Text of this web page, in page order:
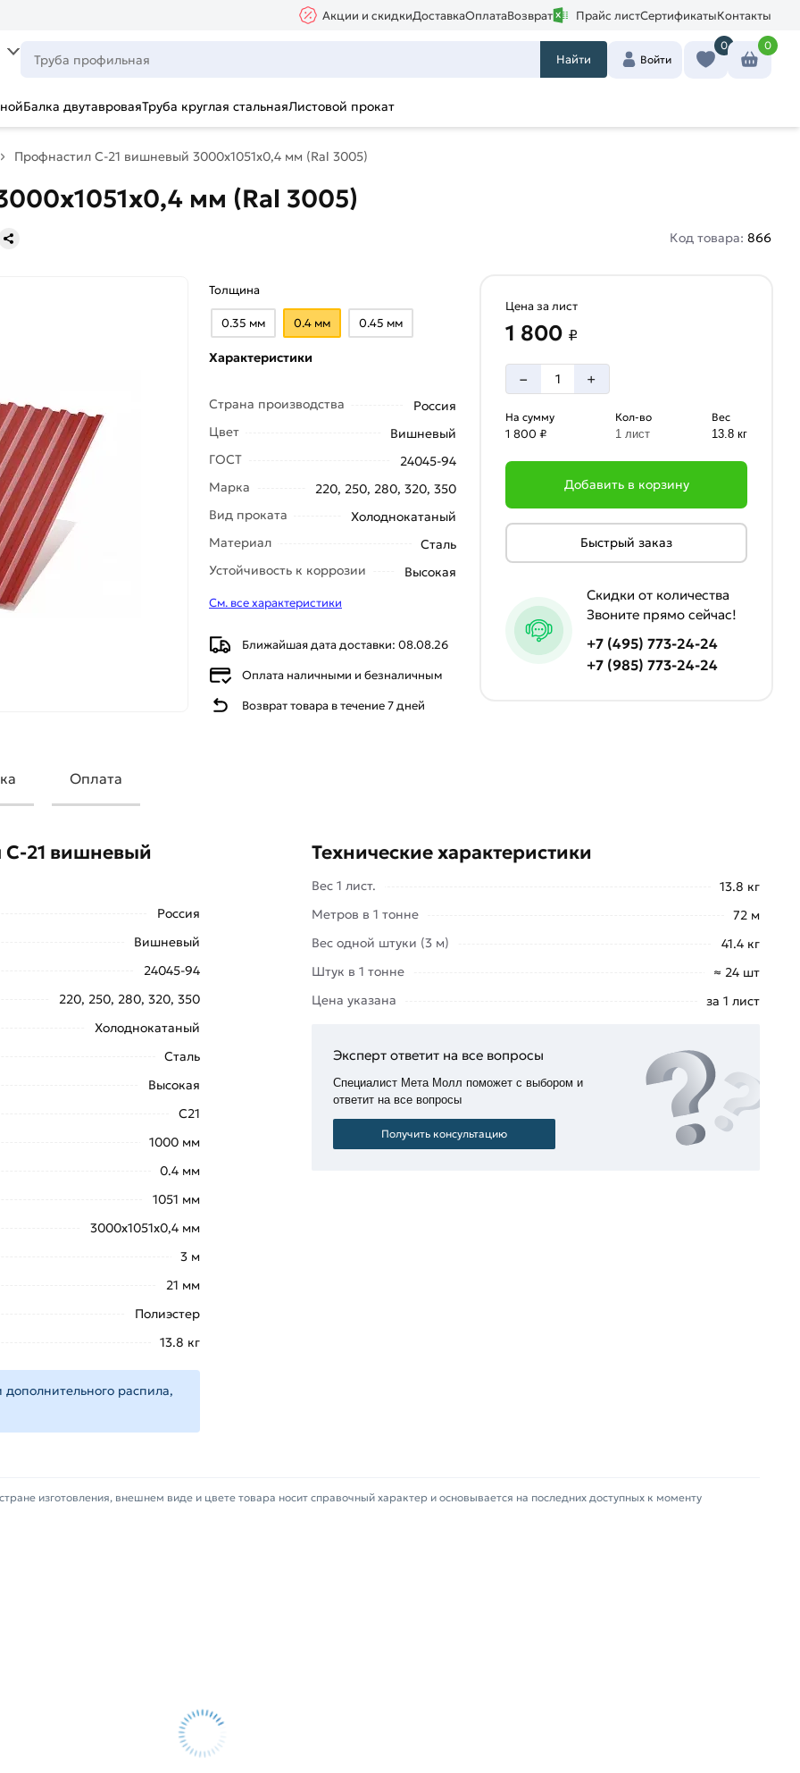
Акции и скидкиДоставкаОплатаВозврат Прайс листСертификатыКонтакты
Найти Войти
0 0
Балка двутавроваяТруба круглая стальнаяЛистовой прокат
Профнастил С-21 вишневый 3000х1051х0,4 мм (Ral 3005)
мм (Ral 3005)
Код товара: 866
Толщина
0.35 мм 0.4 мм 0.45 мм
Характеристики
Страна производства
Россия
Цвет
Вишневый
ГОСТ
24045-94
Марка
220, 250, 280, 320, 350
Вид проката
Холоднокатаный
Материал
Сталь
Устойчивость к коррозии
Высокая
См. все характеристики
Ближайшая дата доставки: 08.08.26
Оплата наличными и безналичным
Возврат товара в течение 7 дней
Цена за лист
1 800 ₽
– +
На сумму
1 800 ₽
Кол-во
1 лист
Вес
13.8 кг
Добавить в корзину
Быстрый заказ
Скидки от количества
Звоните прямо сейчас!
+7 (495) 773-24-24
+7 (985) 773-24-24
Оплата
представляет собой
новой кровли, так и для
а также имеет высокие
по листам в процессе монтажа,
жесткости материал хорошо
«Добавить в корзину»
в Москве и области. Наши профессиональные менеджеры обработают заказ и свяжутся с Вами
соответствует всем стандартам качества. Возврат купленного товарa в течение 14 дней
С-21 вишневый
Россия
Вишневый
24045-94
220, 250, 280, 320, 350
Холоднокатаный
Сталь
Высокая
С21
1000 мм
0.4 мм
1051 мм
3000х1051х0,4 мм
3 м
21 мм
Полиэстер
13.8 кг
распила,
Технические характеристики
Вес 1 лист.
13.8 кг
Метров в 1 тонне
72 м
Вес одной штуки (3 м)
41.4 кг
Штук в 1 тонне
≈ 24 шт
Цена указана
за 1 лист
Эксперт ответит на все вопросы
Специалист Мета Молл поможет с выбором и
ответит на все вопросы
Получить консультацию
изготовления, внешнем виде и цвете товара носит справочный характер и основывается на последних доступных к моменту